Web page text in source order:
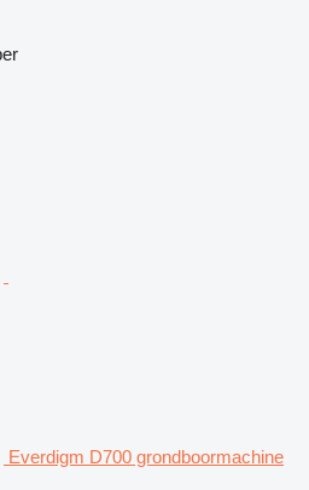
Everdigm D700 grondboormachine